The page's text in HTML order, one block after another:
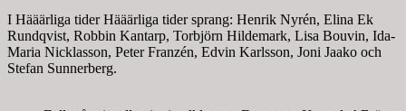
I Hääärliga tider Hääärliga tider sprang: Henrik Nyrén, Elina Ek
Rundqvist, Robbin Kantarp, Torbjörn Hildemark, Lisa Bouvin, Ida-
Maria Nicklasson, Peter Franzén, Edvin Karlsson, Joni Jaako och
Stefan Sunnerberg.